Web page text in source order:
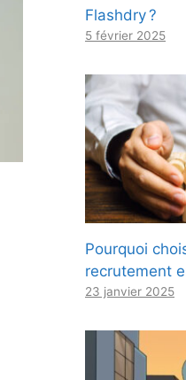
Flashdry ?
5 février 2025
Pourquoi
recrutement
23 janvier 2025